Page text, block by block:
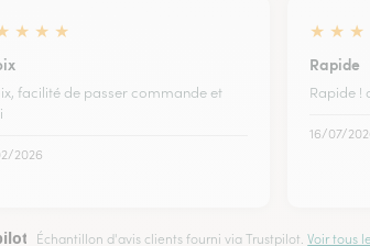
★ ★ ★
facilité de passer commande et
2026
★ ★ ★
Rapide
Rapide !
16/07/
Échantillon d'avis clients fourni via Trustpilot.Voir tous